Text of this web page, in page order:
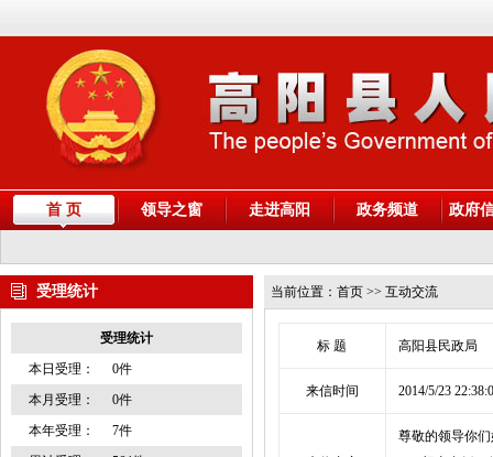
首 页 领导之窗 走进高阳 政务频道 政府
受理统计
受理统计
本日受理：
0件
本月受理：
0件
本年受理：
7件
当前位置： 首页 >> 互动交流
标 题 高阳县民政局
来信时间 2014/5/23
尊敬的领导你